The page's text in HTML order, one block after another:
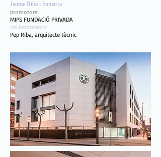
Jaume Riba i Samarra
promotors:
MIPS FUNDACIÓ PRIVADA
col.laboradors:
Pep Riba, arquitecte tècnic